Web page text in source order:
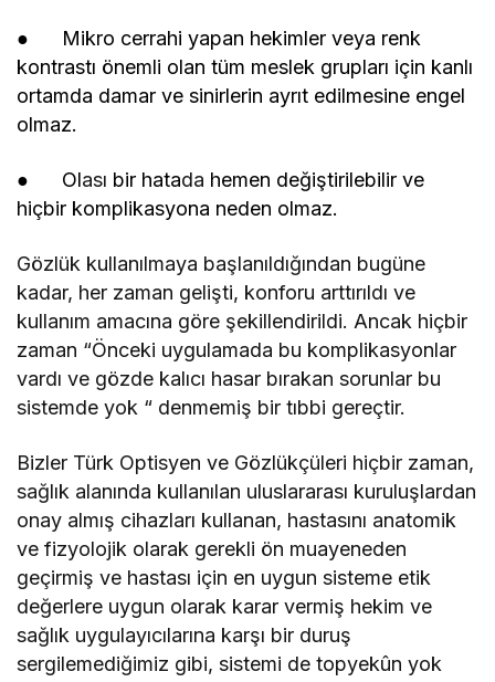
● Mikro cerrahi yapan hekimler veya renk
kontrastı önemli olan tüm meslek grupları için kanlı
ortamda damar ve sinirlerin ayrıt edilmesine engel
olmaz.
● Olası bir hatada hemen değiştirilebilir ve
hiçbir komplikasyona neden olmaz.
Gözlük kullanılmaya başlanıldığından bugüne
kadar, her zaman gelişti, konforu arttırıldı ve
kullanım amacına göre şekillendirildi. Ancak hiçbir
zaman “Önceki uygulamada bu komplikasyonlar
vardı ve gözde kalıcı hasar bırakan sorunlar bu
sistemde yok “ denmemiş bir tıbbi gereçtir.
Bizler Türk Optisyen ve Gözlükçüleri hiçbir zaman,
sağlık alanında kullanılan uluslararası kuruluşlardan
onay almış cihazları kullanan, hastasını anatomik
ve fizyolojik olarak gerekli ön muayeneden
geçirmiş ve hastası için en uygun sisteme etik
değerlere uygun olarak karar vermiş hekim ve
sağlık uygulayıcılarına karşı bir duruş
sergilemediğimiz gibi, sistemi de topyekûn yok